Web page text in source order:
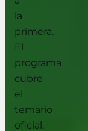
la
primera.
El
programa
cubre
el
temario
oficial,